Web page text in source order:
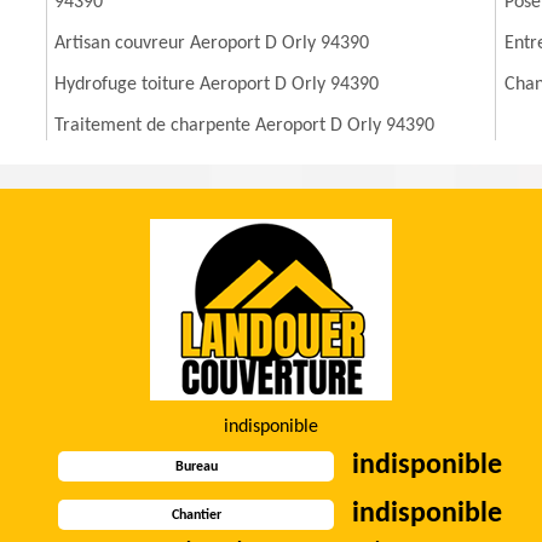
Artisan couvreur Aeroport D Orly 94390
Hydrofuge toiture Aeroport D Orly 94390
Traitement de charpente Aeroport D Orly 94390
indisponible
Bureau indisponible
Chantier indisponible